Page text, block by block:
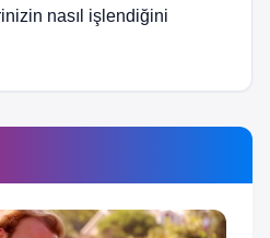
nasıl işlendiğini